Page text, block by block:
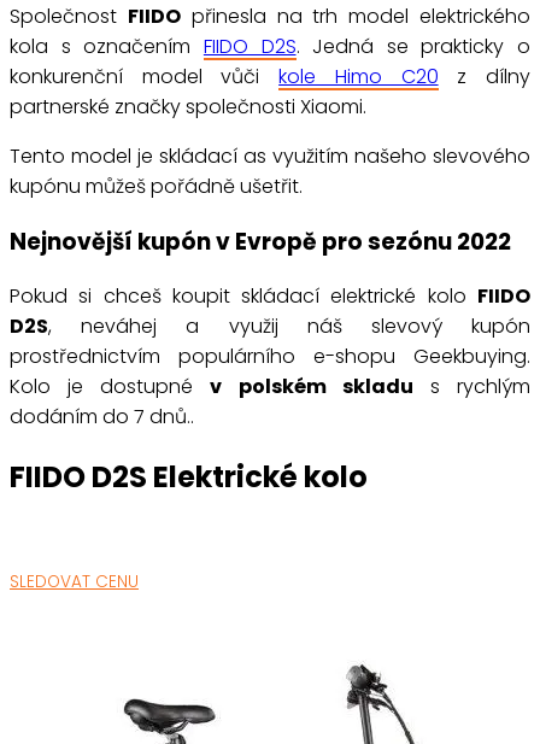
Společnost FIIDOpřinesla na trh model elektrického
kola s označením FIIDO D2S. Jedná se prakticky o
konkurenční model vůčikole Himo C20 z dílny
partnerské značky společnosti Xiaomi.
Tento model je skládací as využitím našeho slevového
kupónu můžeš pořádně ušetřit.
Nejnovější kupón v Evropě pro sezónu 2022
Pokud si chceš koupit skládací elektrické kolo FIIDO
D2S, neváhej a využij náš slevový kupón
prostřednictvím populárního e-shopu Geekbuying.
Kolo je dostupnév polském skladu s rychlým
dodáním do 7 dnů..
FIIDO D2S Elektrické kolo
SLEDOVAT CENU